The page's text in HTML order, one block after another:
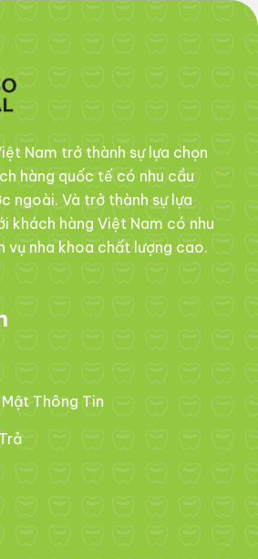
Nam trở thành sự lựa chọn
hàng quốc tế có nhu cầu
ngoài. Và trở thành sự lựa
khách hàng Việt Nam có nhu
vụ nha khoa chất lượng cao.
Thông Tin